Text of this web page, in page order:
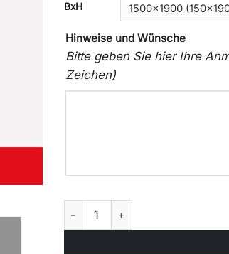
BxH
Hinweise und Wünsche
Bitte geben Sie hier Ihre
Zeichen)
2-flüglige Balkontür Kunststoff